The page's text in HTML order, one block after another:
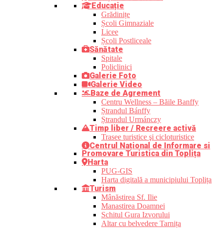
Educație
Grădinițe
Școli Gimnaziale
Licee
Școli Postliceale
Sănătate
Spitale
Policlinici
Galerie Foto
Galerie Video
Baze de Agrement
Centru Wellness – Băile Banffy
Ștrandul Bánffy
Ștrandul Urmánczy
Timp liber / Recreere activă
Trasee turistice şi cicloturistice
Centrul Național de Informare si
Promovare Turistica din Toplița
Harta
PUG-GIS
Harta digitală a municipiului Toplița
Turism
Mânăstirea Sf. Ilie
Manastirea Doamnei
Schitul Gura Izvorului
Altar cu belvedere Tarnița